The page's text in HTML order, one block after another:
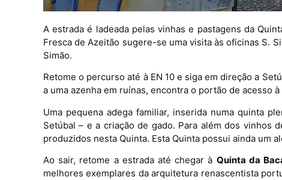
A estrada é ladeada pelas vinhas e pastagens da
Fresca de Azeitão sugere-se uma visita às oficinas S.
Simão.
Retome o percurso até à EN 10 e siga em direção a
a uma azenha em ruínas, encontra o portão de acesso à
Uma pequena adega familiar, inserida numa quinta
Setúbal – e a criação de gado. Para além dos vinhos
produzidos nesta Quinta. Esta Quinta possui ainda um
Ao sair, retome a estrada até chegar à Quinta da
melhores exemplares da arquitetura renascentista